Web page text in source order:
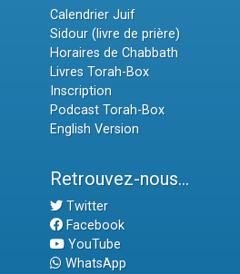
Calendrier Juif
Sidour (livre de prière)
Horaires de Chabbath
Livres Torah-Box
Inscription
Podcast Torah-Box
English Version
Retrouvez-nous...
Twitter
Facebook
YouTube
WhatsApp